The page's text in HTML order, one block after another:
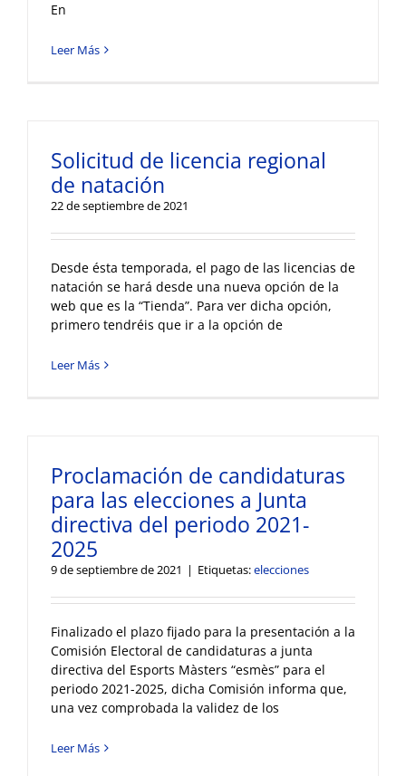
En
Leer Más
Solicitud de licencia regional
de natación
22 de septiembre de 2021
Desde ésta temporada, el pago de las licencias de
natación se hará desde una nueva opción de la
web que es la “Tienda”. Para ver dicha opción,
primero tendréis que ir a la opción de
Leer Más
Proclamación de candidaturas
para las elecciones a Junta
directiva del periodo 2021-
2025
9 de septiembre de 2021 | Etiquetas:elecciones
Finalizado el plazo fijado para la presentación a la
Comisión Electoral de candidaturas a junta
directiva del Esports Màsters “esmès” para el
periodo 2021-2025, dicha Comisión informa que,
una vez comprobada la validez de los
Leer Más